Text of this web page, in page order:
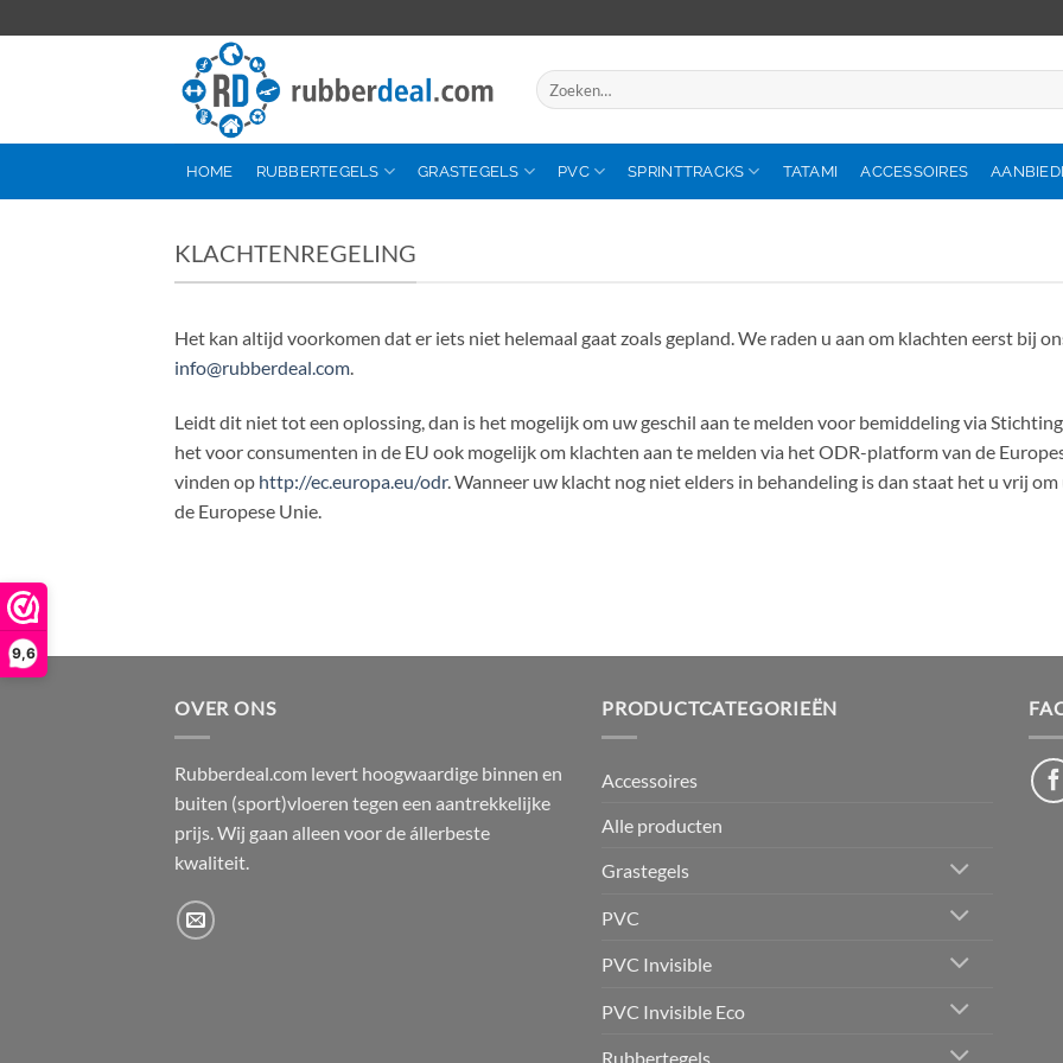
9,6
naar
Zoeken
naar:
HOME RUBBERTEGELS GRASTEGELS PVC SPRINTTRACKS TATAMI ACCESSOIRES
KLACHTENREGELING
Het kan altijd voorkomen dat er iets niet helemaal gaat zoals gepland. We raden u aan om klachten eerst bij
info@rubberdeal.com.
Leidt dit niet tot een oplossing, dan is het mogelijk om uw geschil aan te melden voor bemiddeling via
het voor consumenten in de EU ook mogelijk om klachten aan te melden via het ODR-platform van de
vinden op http://ec.europa.eu/odr. Wanneer uw klacht nog niet elders in behandeling is dan staat het u vrij
de Europese Unie.
OVER ONS
Rubberdeal.com levert hoogwaardige binnen en
buiten (sport)vloeren tegen een aantrekkelijke
prijs. Wij gaan alleen voor de állerbeste
kwaliteit.
PRODUCTCATEGORIEËN
Accessoires
Alle producten
Grastegels
PVC
PVC Invisible
PVC Invisible Eco
Rubbertegels